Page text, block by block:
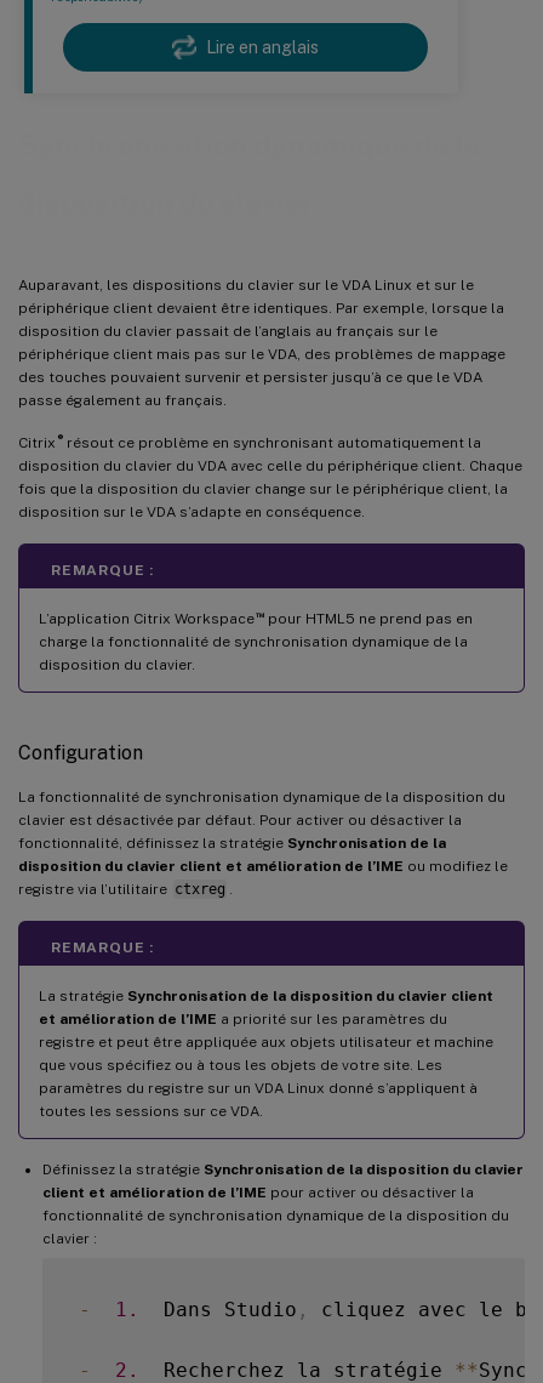
Lire en anglais
Auparavant, les dispositions du clavier sur le VDA Linux et sur le
périphérique client devaient être identiques. Par exemple, lorsque la
disposition du clavier passait de l’anglais au français sur le
périphérique client mais pas sur le VDA, des problèmes de mappage
des touches pouvaient survenir et persister jusqu’à ce que le VDA
passe également au français.
Citrix ®résout ce problème en synchronisant automatiquement la
disposition du clavier du VDA avec celle du périphérique client. Chaque
fois que la disposition du clavier change sur le périphérique client, la
disposition sur le VDA s’adapte en conséquence.
REMARQUE :
L’application Citrix Workspace™pour HTML5 ne prend pas en
charge la fonctionnalité de synchronisation dynamique de la
disposition du clavier.
Configuration
La fonctionnalité de synchronisation dynamique de la disposition du
clavier est désactivée par défaut. Pour activer ou désactiver la
fonctionnalité, définissez la stratégie Synchronisation de la
disposition du clavier client et amélioration de l’IME ou modifiez le
registre via l’utilitaire ctxreg
REMARQUE :
La stratégie Synchronisation de la disposition du clavier client
et amélioration de l’IME a priorité sur les paramètres du
registre et peut être appliquée aux objets utilisateur et machine
que vous spécifiez ou à tous les objets de votre site. Les
paramètres du registre sur un VDA Linux donné s’appliquent à
toutes les sessions sur ce VDA.
Définissez la stratégie Synchronisation de la disposition du clavier
client et amélioration de l’IME pour activer ou désactiver la
fonctionnalité de synchronisation dynamique de la disposition du
clavier :
- 1.
  Dans Studio
, cliquez avec le
- 2.
  Recherchez la stratégie
**